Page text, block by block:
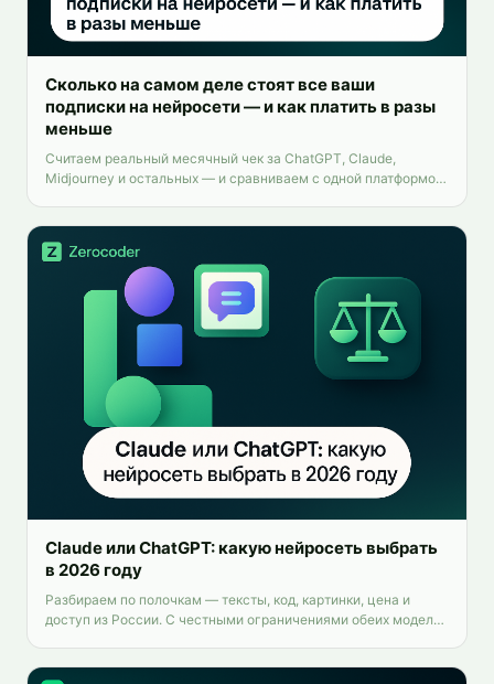
Сколько на самом деле стоят все ваши
подписки на нейросети — и как платить в разы
меньше
Считаем реальный месячный чек за ChatGPT, Claude,
Midjourney и остальных — и сравниваем с одной платформой
Claude или ChatGPT: какую нейросеть выбрать
в 2026 году
Разбираем по полочкам — тексты, код, картинки, цена и
доступ из России. С честными ограничениями обеих моделей